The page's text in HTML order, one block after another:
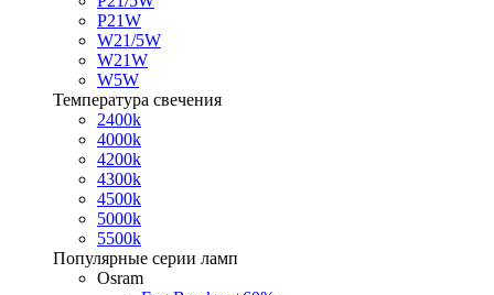
P21W
W21/5W
W21W
W5W
Температура свечения
2400k
4000k
4200k
4300k
4500k
5000k
5500k
Популярные серии ламп
Osram